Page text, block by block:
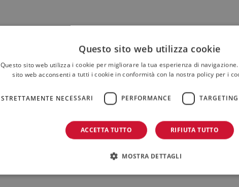
Questo sito web utilizza cookie
Questo sito web utilizza i cookie per migliorare la tua esperienza di
sito web acconsenti a tutti i cookie in conformità con la nostra policy per i
STRETTAMENTE NECESSARI PERFORMANCE TARGETING
ACCETTA TUTTO RIFIUTA TUTTO
MOSTRA DETTAGLI